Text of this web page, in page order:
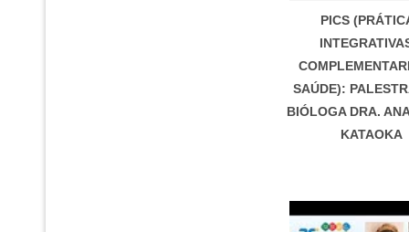
PICS
SAÚDE):
BIÓLOGA DRA.
KATAOKA